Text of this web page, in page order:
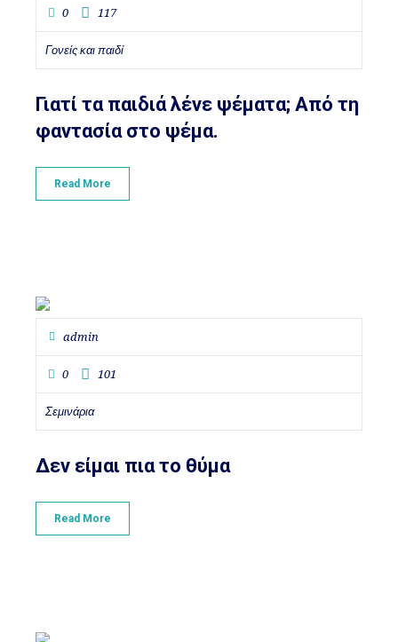
0 117
Γονείς και παιδί
Γιατί τα παιδιά λένε ψέματα; Από τη
φαντασία στο ψέμα.
Read More
admin
0 101
Σεμινάρια
Δεν είμαι πια το θύμα
Read More